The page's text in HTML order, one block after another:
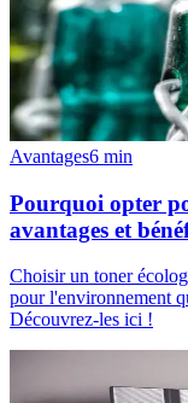
Avantages6 min
Pourquoi opter
avantages et
Choisir un toner
pour l'environnement
Découvrez-les ici !